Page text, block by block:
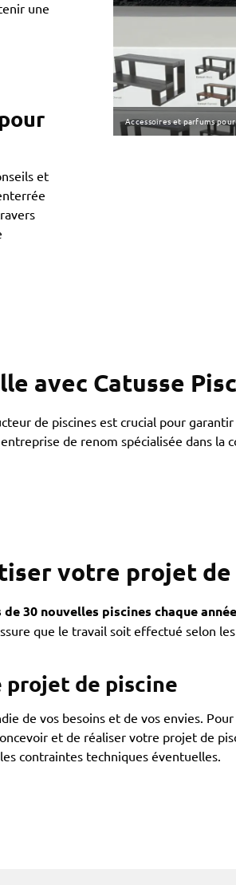
une
et
Accessoires et parfums pour
avec Catusse
de piscines est crucial pour
de renom spécialisée dans la
votre projet de
30 nouvelles piscines chaque année
que le travail soit effectué selon
projet de piscine
de vos besoins et de vos envies. Pour
et de réaliser votre projet de
contraintes techniques éventuelles.